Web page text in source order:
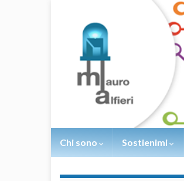
Chi sono Sostienimi